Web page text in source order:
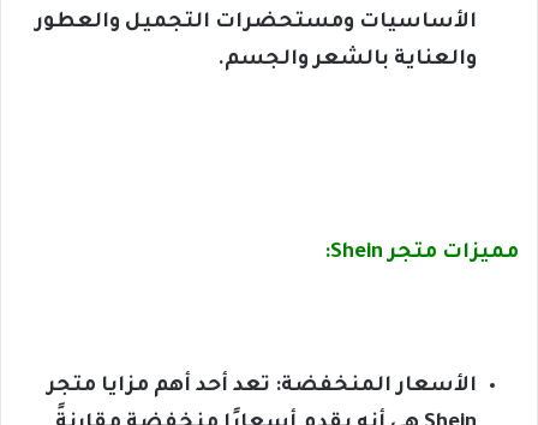
الأساسيات ومستحضرات التجميل والعطور
والعناية بالشعر والجسم.
مميزات متجر Shein:
الأسعار المنخفضة: تعد أحد أهم مزايا متجر